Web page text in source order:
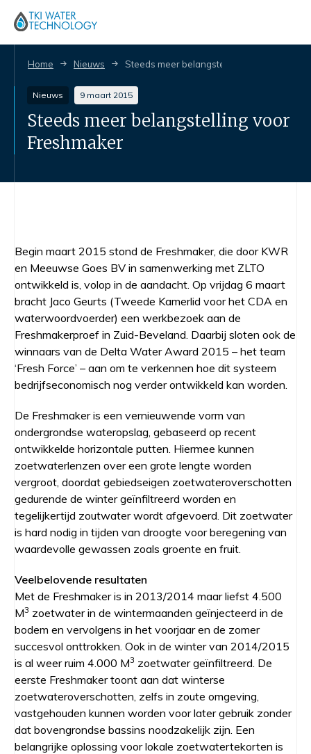
Home Nieuws Steeds meer belangstelling voor
Nieuws 9 maart 2015
Steeds meer belangstelling voor
Freshmaker
Begin maart 2015 stond de Freshmaker, die door KWR
en Meeuwse Goes BV in samenwerking met ZLTO
ontwikkeld is, volop in de aandacht. Op vrijdag 6 maart
bracht Jaco Geurts (Tweede Kamerlid voor het CDA en
waterwoordvoerder) een werkbezoek aan de
Freshmakerproef in Zuid-Beveland. Daarbij sloten ook de
winnaars van de Delta Water Award 2015 – het team
‘Fresh Force’ – aan om te verkennen hoe dit systeem
bedrijfseconomisch nog verder ontwikkeld kan worden.
De Freshmaker is een vernieuwende vorm van
ondergrondse wateropslag, gebaseerd op recent
ontwikkelde horizontale putten. Hiermee kunnen
zoetwaterlenzen over een grote lengte worden
vergroot, doordat gebiedseigen zoetwateroverschotten
gedurende de winter geïnfiltreerd worden en
tegelijkertijd zoutwater wordt afgevoerd. Dit zoetwater
is hard nodig in tijden van droogte voor beregening van
waardevolle gewassen zoals groente en fruit.
Veelbelovende resultaten
Met de Freshmaker is in 2013/2014 maar liefst 4.500
M3 zoetwater in de wintermaanden geïnjecteerd in de
bodem en vervolgens in het voorjaar en de zomer
succesvol onttrokken. Ook in de winter van 2014/2015
is al weer ruim 4.000 M3 zoetwater geïnfiltreerd. De
eerste Freshmaker toont aan dat winterse
zoetwateroverschotten, zelfs in zoute omgeving,
vastgehouden kunnen worden voor later gebruik zonder
dat bovengrondse bassins noodzakelijk zijn. Een
belangrijke oplossing voor lokale zoetwatertekorten is